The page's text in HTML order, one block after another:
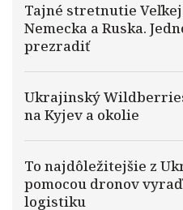
Tajné stretnutie
Nemecka a Ruska.
prezradiť
Ukrajinský
na Kyjev a okolie
To najdôležitejšie z
pomocou dronov
logistiku